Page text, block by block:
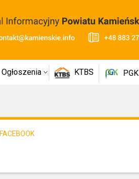
Ogłoszenia KTBS PGK
FACEBOOK